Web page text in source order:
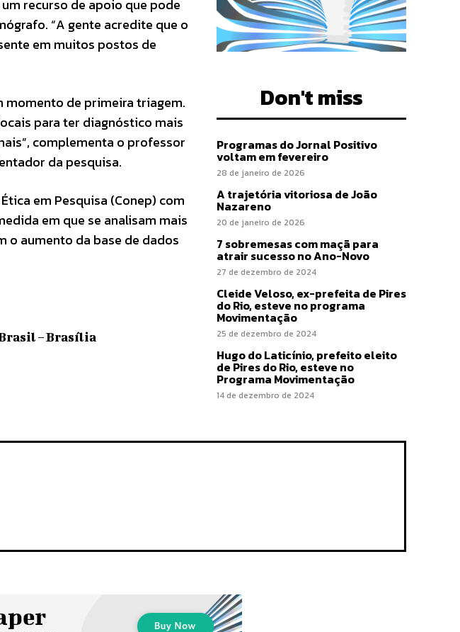
recurso de apoio que pode
“A gente acredite que o
em muitos postos de
momento de primeira triagem.
para ter diagnóstico mais
complementa o professor
da pesquisa.
em Pesquisa (Conep) com
em que se analisam mais
o aumento da base de dados
– Brasília
Don't miss
Programas do Jornal Positivo
voltam em fevereiro
28 de janeiro de 2026
A trajetória vitoriosa de João
Nazareno
20 de janeiro de 2026
7 sobremesas com maçã para
atrair sucesso no Ano-Novo
27 de dezembro de 2024
Cleide Veloso, ex-prefeita de Pires
do Rio, esteve no programa
Movimentação
25 de dezembro de 2024
Hugo do Laticínio, prefeito eleito
de Pires do Rio, esteve no
Programa Movimentação
14 de dezembro de 2024